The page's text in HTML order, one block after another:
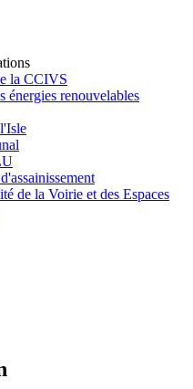
la CCIVS
énergies renouvelables
de la Voirie et des Espaces